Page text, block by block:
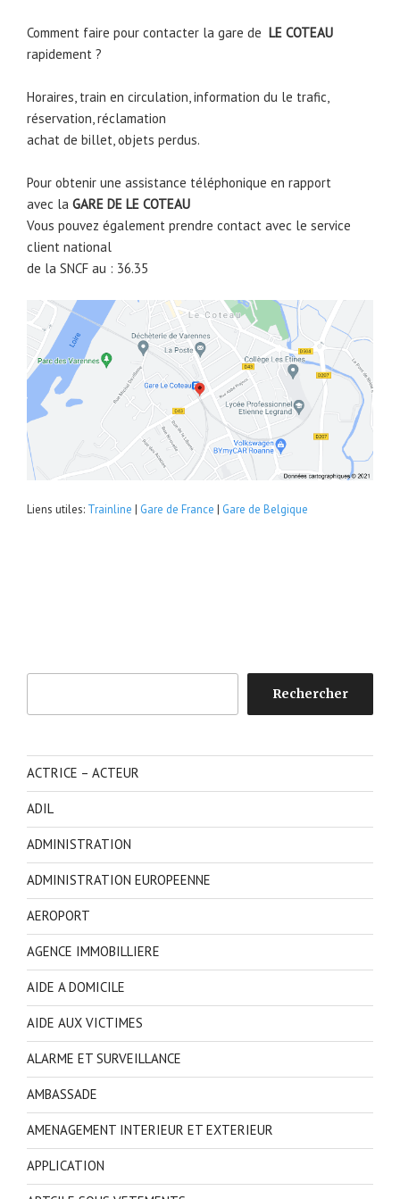
Comment faire pour contacter la gare de LE COTEAU
rapidement ?
Horaires, train en circulation, information du le trafic,
réservation, réclamation
achat de billet, objets perdus.
Pour obtenir une assistance téléphonique en rapport
avec la GARE DE LE COTEAU
Vous pouvez également prendre contact avec le service
client national
de la SNCF au : 36.35
Liens utiles: Trainline | Gare de France | Gare de Belgique
Rechercher
ACTRICE – ACTEUR
ADIL
ADMINISTRATION
ADMINISTRATION EUROPEENNE
AEROPORT
AGENCE IMMOBILLIERE
AIDE A DOMICILE
AIDE AUX VICTIMES
ALARME ET SURVEILLANCE
AMBASSADE
AMENAGEMENT INTERIEUR ET EXTERIEUR
APPLICATION